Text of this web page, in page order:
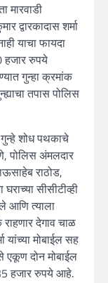
मारवाडी
द्वारकादास शर्मा
याचा फायदा
हजार रुपये
गुन्हा क्रमांक
तपास पोलिस
गुन्हे शोध पथकाचे
पोलिस अंमलदार
राठोड,
सीसीटीव्ही
आणि त्याला
देगाव चाळ
मोबाईल सह
एकूण दोन मोबाईल
हजार रुपये आहे.